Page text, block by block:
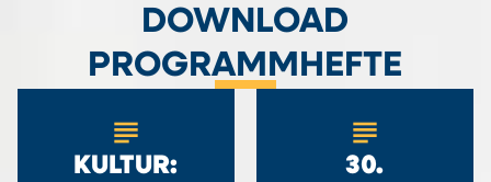
DOWNLOAD
PROGRAMMHEFTE
subject
KULTUR:
subject
30.